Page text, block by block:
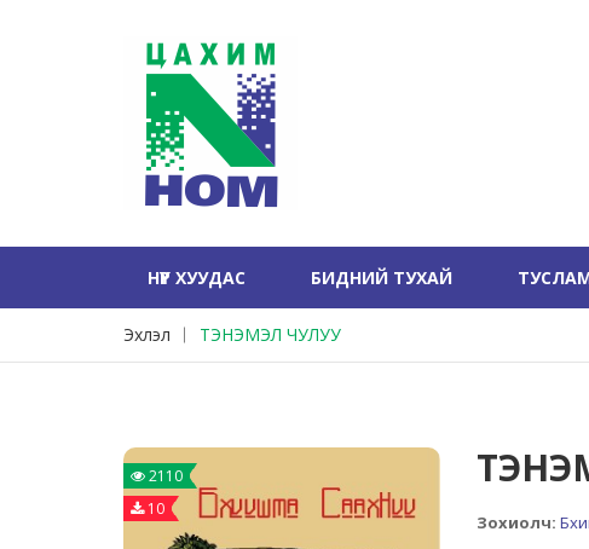
НҮҮР ХУУДАС БИДНИЙ ТУХАЙ
Эхлэл ТЭНЭМЭЛ ЧУЛУУ
2110
10
Зохиолч: